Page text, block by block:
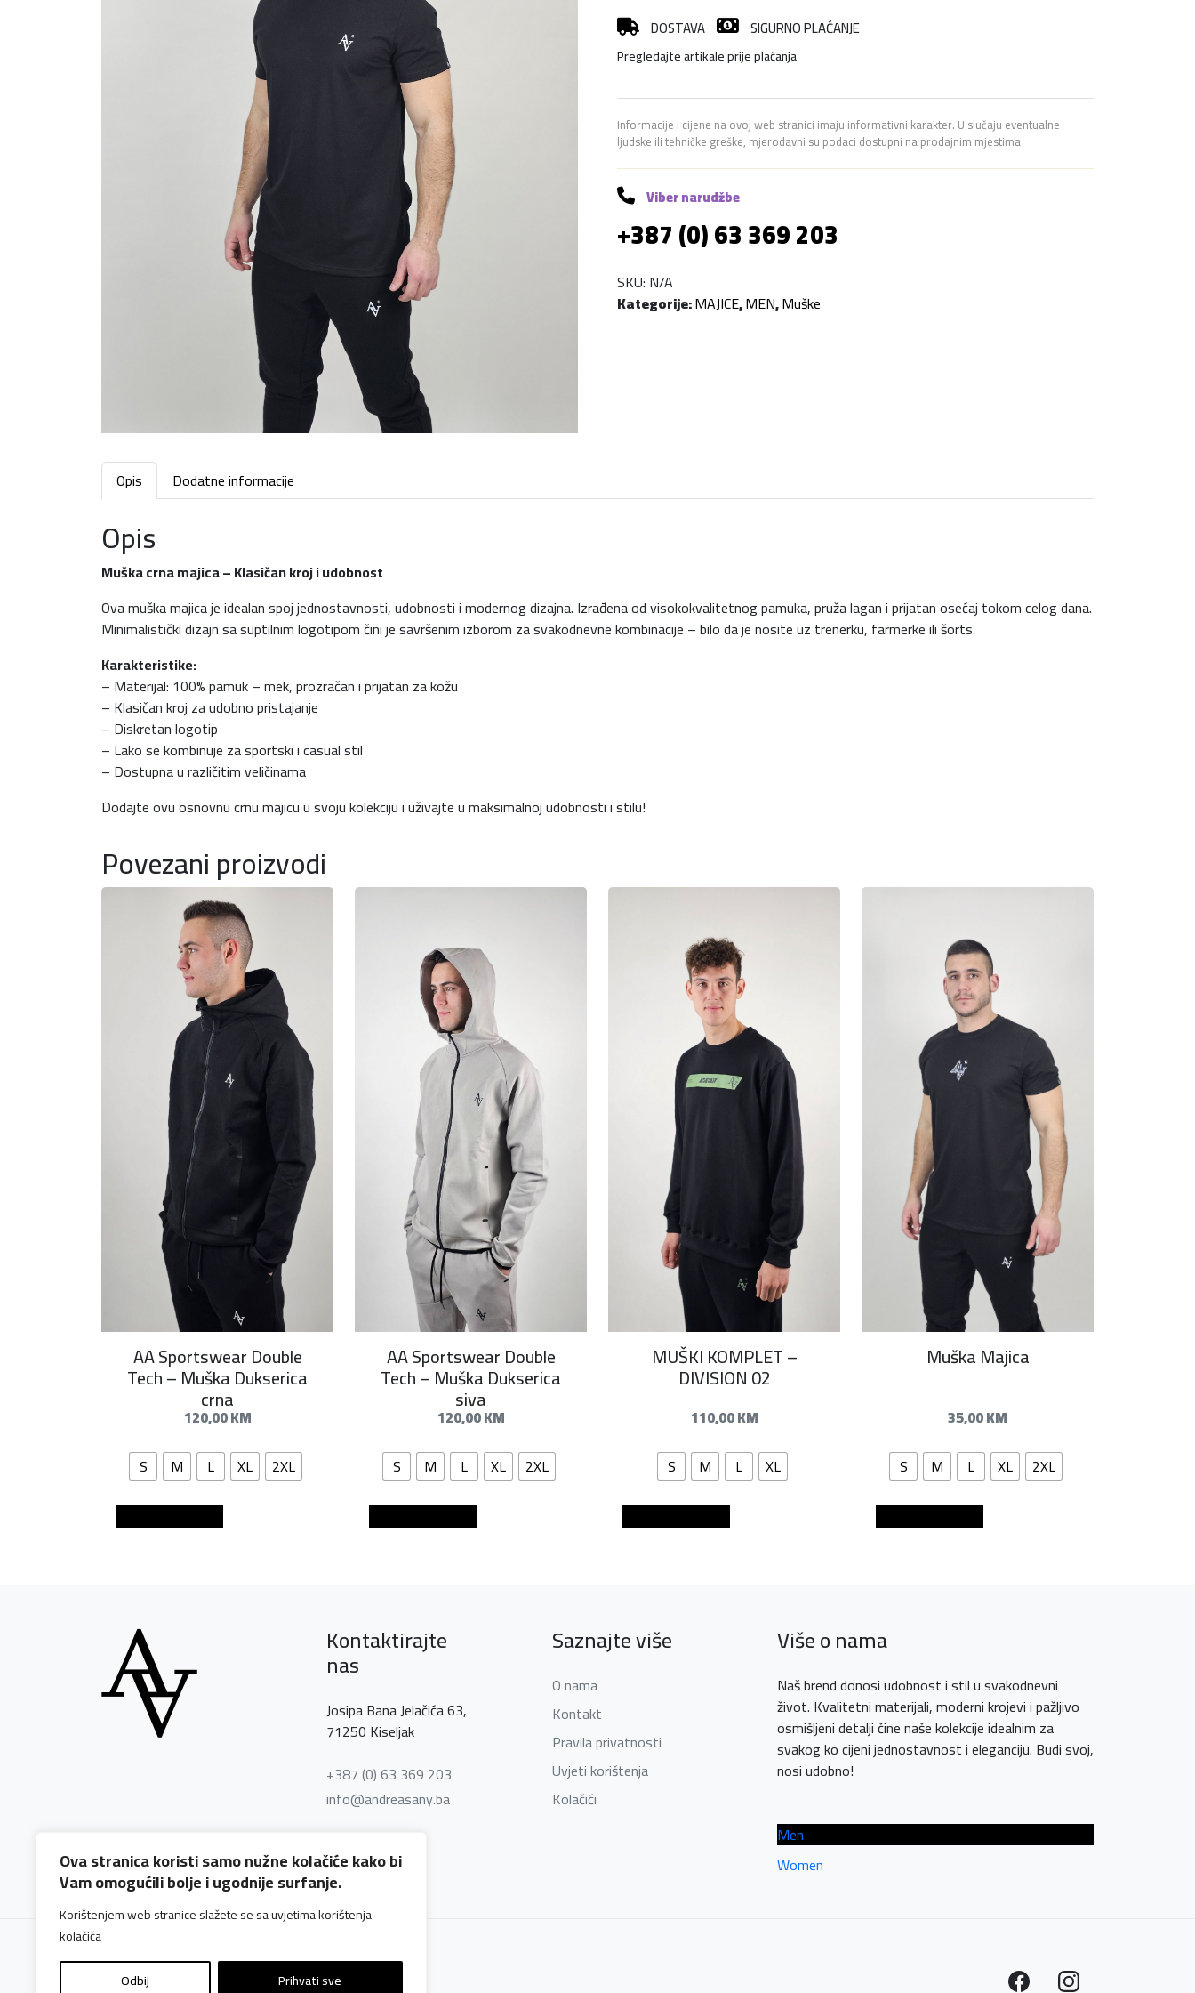
Ova stranica koristi samo nužne kolačiće kako bi
Vam omogućili bolje i ugodnije surfanje.
Korištenjem web stranice slažete se sa uvjetima korištenja
kolačića
Odbij
Prihvati sve
k
a
M
j
i
c
a
k
l
č
i
DOSTAVA SIGURNO PLAĆANJE
Pregledajte artikale prije plaćanja
Informacije i cijene na ovoj web stranici imaju informativni karakter. U slučaju eventualne
ljudske ili tehničke greške, mjerodavni su podaci dostupni na prodajnim mjestima
Viber narudžbe
+387 (0) 63 369 203
SKU: N/A
Kategorije:MAJICE,MEN,Muške
Opis Dodatne informacije
Opis
Muška crna majica – Klasičan kroj i udobnost
Ova muška majica je idealan spoj jednostavnosti, udobnosti i modernog dizajna. Izrađena od visokokvalitetnog pamuka, pruža lagan i prijatan osećaj tokom celog dana.
Minimalistički dizajn sa suptilnim logotipom čini je savršenim izborom za svakodnevne kombinacije – bilo da je nosite uz trenerku, farmerke ili šorts.
Karakteristike:
– Materijal: 100% pamuk – mek, prozračan i prijatan za kožu
– Klasičan kroj za udobno pristajanje
– Diskretan logotip
– Lako se kombinuje za sportski i casual stil
– Dostupna u različitim veličinama
Dodajte ovu osnovnu crnu majicu u svoju kolekciju i uživajte u maksimalnoj udobnosti i stilu!
Povezani proizvodi
AA Sportswear Double
Tech – Muška Dukserica
crna
120,00KM
S
M L XL
2XL
AA Sportswear Double
Tech – Muška Dukserica
siva
120,00KM
S
M L XL
2XL
MUŠKI KOMPLET –
DIVISION 02
110,00KM
S
M L
XL
Muška Majica
35,00KM
S
M L XL
2XL
Kontaktirajte
nas
Josipa Bana Jelačića 63,
71250 Kiseljak
+387 (0) 63 369 203
info@andreasany.ba
Saznajte više
O nama
Kontakt
Pravila privatnosti
Uvjeti korištenja
Kolačići
Više o nama
Naš brend donosi udobnost i stil u svakodnevni
život. Kvalitetni materijali, moderni krojevi i pažljivo
osmišljeni detalji čine naše kolekcije idealnim za
svakog ko cijeni jednostavnost i eleganciju. Budi svoj,
nosi udobno!
Men
Women
2026 Andreas Any Design